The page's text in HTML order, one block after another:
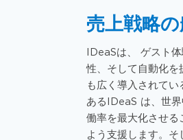
売上戦略
IDeaSは、
ゲスト
性、そして自動化
も広く導入されて
あるIDeaS は、 世
働率を最大化させる
よう支援します。 そ